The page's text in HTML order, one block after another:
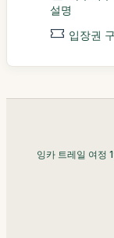
설명
입장권
잉카 트레일 여정